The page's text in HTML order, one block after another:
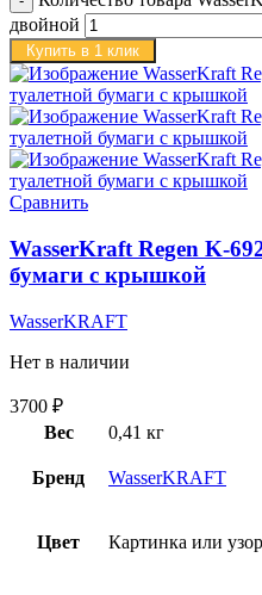
двойной
Купить в 1 клик
Сравнить
WasserKraft Regen K-
бумаги с крышкой
WasserKRAFT
Нет в наличии
3700 ₽
Вес
0,41 кг
Бренд WasserKRAFT
Цвет Картинка или узор